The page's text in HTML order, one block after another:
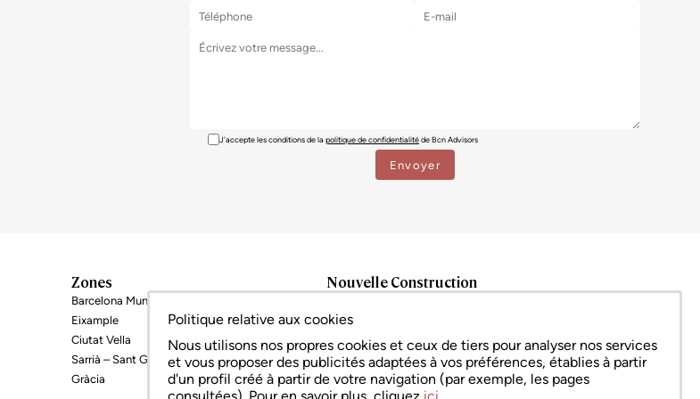
J'accepte les conditions de la politique de confidentialitéde Bcn Advisors
Zones
Barcelona Munipalité
Eixample
Ciutat Vella
Sarrià – Sant Gervasi
Gràcia
Nouvelle Construction
Eixample
Ciutat Vella
Sarrià – Sant Gervasi
Tous
Politique relative aux cookies
Nous utilisons nos propres cookies et ceux de tiers pour analyser nos services
et vous proposer des publicités adaptées à vos préférences, établies à partir
d'un profil créé à partir de votre navigation (par exemple, les pages
consultées). Pour en savoir plus, cliquez ici